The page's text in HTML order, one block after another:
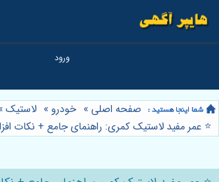
صفحه اصلی » خودرو » لاستیک
⭐️ عمر مفید لاستیک کمری: راهنمای جامع + نکات